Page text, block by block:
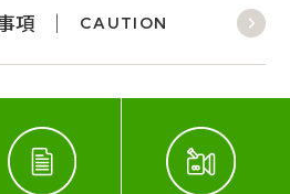
項 CAUTION